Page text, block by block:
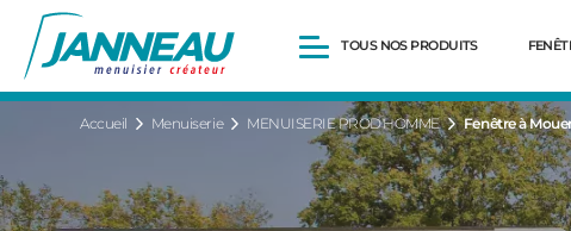
TOUS NOS PRODUITS
Portes d’entrée
Volets roulants
Accueil Menuiserie MENUISERIE PROD'HOMME Fenêtre à